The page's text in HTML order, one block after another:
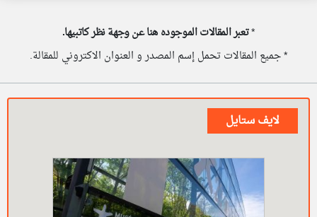
*تعبر المقالات الموجوده هنا عن وجهة نظر كاتبيها.
* جميع المقالات تحمل إسم المصدر و العنوان الاكتروني للمقالة.
لايف ستايل